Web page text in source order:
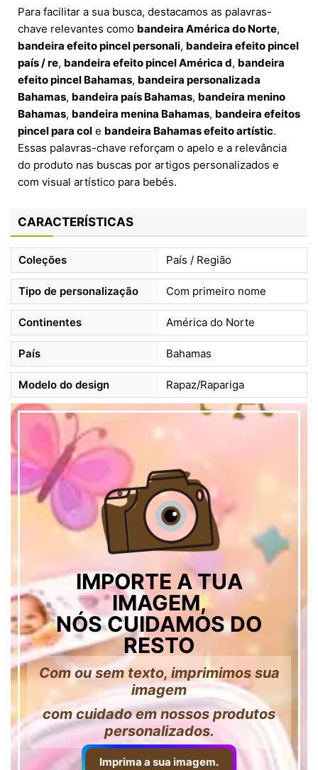
Para facilitar a sua busca, destacamos as palavras-
chave relevantes como bandeira América do Norte,
bandeira efeito pincel personali, bandeira efeito pincel
país / re, bandeira efeito pincel América d, bandeira
efeito pincel Bahamas, bandeira personalizada
Bahamas, bandeira país Bahamas, bandeira menino
Bahamas, bandeira menina Bahamas, bandeira efeitos
pincel para col e bandeira Bahamas efeito artístic.
Essas palavras-chave reforçam o apelo e a relevância
do produto nas buscas por artigos personalizados e
com visual artístico para bebés.
CARACTERÍSTICAS
Coleções País / Região
Tipo de personalização Com primeiro nome
Continentes América do Norte
País Bahamas
Modelo do design Rapaz/Rapariga
IMPORTE A TUA
IMAGEM,
NÓS CUIDAMOS DO
RESTO
Com ou sem texto, imprimimos sua
imagem
com cuidado em nossos produtos
personalizados.
Imprima a sua imagem.